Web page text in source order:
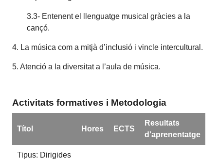
3.3- Entenent el llenguatge musical gràcies a la
cançó.
4. La música com a mitjà d’inclusió i vincle intercultural.
5. Atenció a la diversitat a l’aula de música.
Activitats formatives i Metodologia
Títol Hores ECTS
Resultats
d'aprenentatge
Tipus: Dirigides